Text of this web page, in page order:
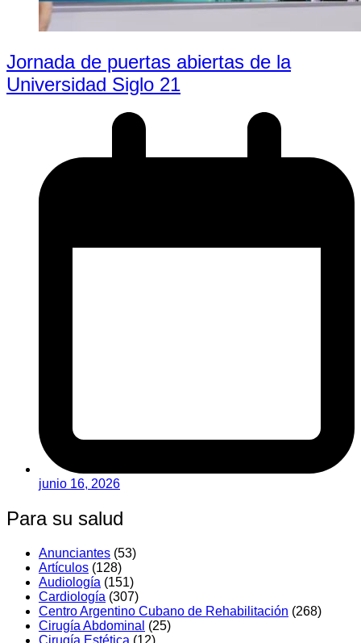
Jornada de puertas abiertas de la
Universidad Siglo 21
junio 16, 2026
Para su salud
Anunciantes (53)
Artí­culos (128)
Audiologí­a (151)
Cardiología (307)
Centro Argentino Cubano de Rehabilitación (268)
Cirugía Abdominal (25)
Cirugía Estética (12)